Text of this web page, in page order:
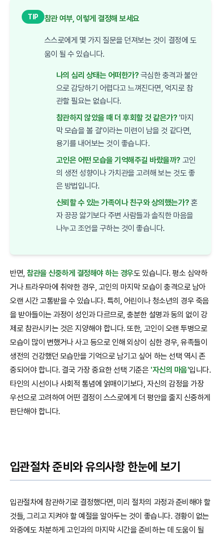
TIP 참관 여부, 이렇게 결정해 보세요
스스로에게 몇 가지 질문을 던져보는 것이 결정에 도
움이 될 수 있습니다.
나의 심리 상태는 어떠한가? 극심한 충격과 불안
으로 감당하기 어렵다고 느껴진다면, 억지로 참
관할 필요는 없습니다.
참관하지 않았을 때 더 후회할 것 같은가? '마지
막 모습을 볼 걸'이라는 미련이 남을 것 같다면,
용기를 내어보는 것이 좋습니다.
고인은 어떤 모습을 기억해주길 바랐을까? 고인
의 생전 성향이나 가치관을 고려해 보는 것도 좋
은 방법입니다.
신뢰할 수 있는 가족이나 친구와 상의했는가? 혼
자 끙끙 앓기보다 주변 사람들과 솔직한 마음을
나누고 조언을 구하는 것이 좋습니다.
반면,참관을 신중하게 결정해야 하는 경우도 있습니다. 평소 심약하
거나 트라우마에 취약한 경우, 고인의 마지막 모습이 충격으로 남아
오랜 시간 고통받을 수 있습니다. 특히, 어린이나 청소년의 경우 죽음
을 받아들이는 과정이 성인과 다르므로, 충분한 설명과 동의 없이 강
제로 참관시키는 것은 지양해야 합니다. 또한, 고인이 오랜 투병으로
모습이 많이 변했거나 사고 등으로 인해 외상이 심한 경우, 유족들이
생전의 건강했던 모습만을 기억으로 남기고 싶어 하는 선택 역시 존
중되어야 합니다. 결국 가장 중요한 선택 기준은 '자신의 마음'입니다.
타인의 시선이나 사회적 통념에 얽매이기보다, 자신의 감정을 가장
우선으로 고려하여 어떤 결정이 스스로에게 더 평안을 줄지 신중하게
판단해야 합니다.
입관절차 준비와 유의사항 한눈에 보기
입관절차에 참관하기로 결정했다면, 미리 절차의 과정과 준비해야 할
것들, 그리고 지켜야 할 예절을 알아두는 것이 좋습니다. 경황이 없는
와중에도 차분하게 고인과의 마지막 시간을 준비하는 데 도움이 될